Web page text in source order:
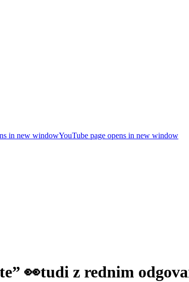
in new windowYouTube page opens in new window
👀tudi z rednim